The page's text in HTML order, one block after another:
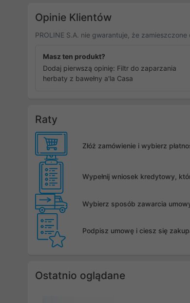
Opinie Klientów
PROLINE S.A. nie gwarantuje, że
Masz ten produkt?
Dodaj pierwszą opinię: Filtr do zaparzania
herbaty z bawełny a'la Casa
Raty
Złóż zamówienie i wybierz
Wypełnij wniosek kredytowy,
Wybierz sposób zawarcia
Podpisz umowę i ciesz się
Ostatnio oglądane